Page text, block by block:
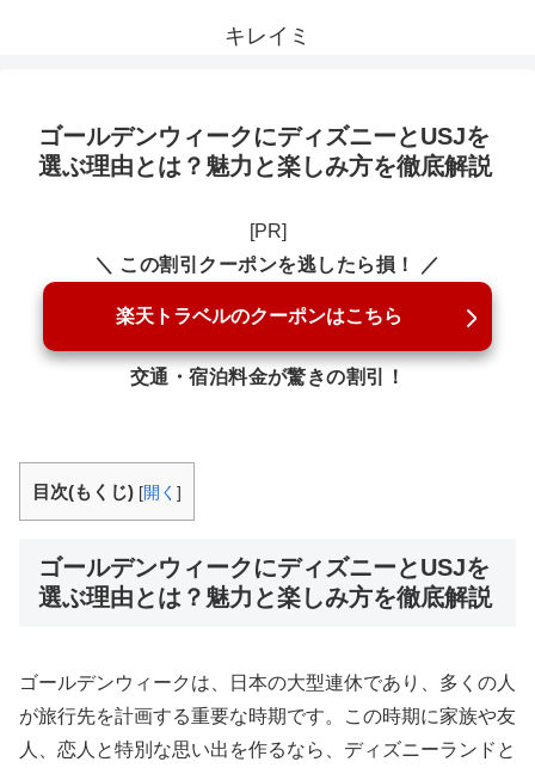
キレイミ
ゴールデンウィークにディズニーとUSJを
選ぶ理由とは？魅力と楽しみ方を徹底解説
[PR]
＼ この割引クーポンを逃したら損！ ／
楽天トラベルのクーポンはこちら
交通・宿泊料金が驚きの割引！
目次(もくじ) [開く ]
ゴールデンウィークにディズニーとUSJを
選ぶ理由とは？魅力と楽しみ方を徹底解説
ゴールデンウィークは、日本の大型連休であり、多くの人
が旅行先を計画する重要な時期です。この時期に家族や友
人、恋人と特別な思い出を作るなら、ディズニーランドと